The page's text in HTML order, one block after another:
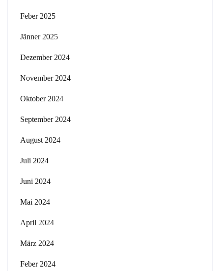
Feber 2025
Jänner 2025
Dezember 2024
November 2024
Oktober 2024
September 2024
August 2024
Juli 2024
Juni 2024
Mai 2024
April 2024
März 2024
Feber 2024